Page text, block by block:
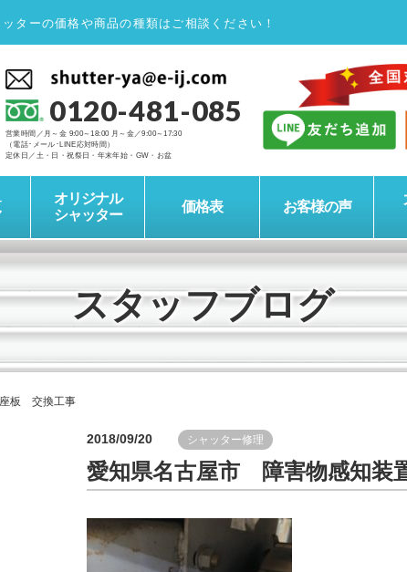
ターの価格や商品の種類はご相談ください！
0120-481-085
営業時間／月～金 9:00～18:00 月～金／9:00～17:30
（電話･メール･LINE応対時間）
定休日／土・日・祝祭日・年末年始・GW・お盆
オリジナル
シャッター
価格表 お客様の声
スタッフブログ
板 交換工事
2018/09/20 シャッター修理
愛知県名古屋市 障害物感知装